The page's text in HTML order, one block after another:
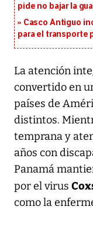
pide no bajar la
Casco Antiguo
para el transporte
La atención
convertido en
países de
distintos.
temprana y
años con
Panamá
por el virus
como la